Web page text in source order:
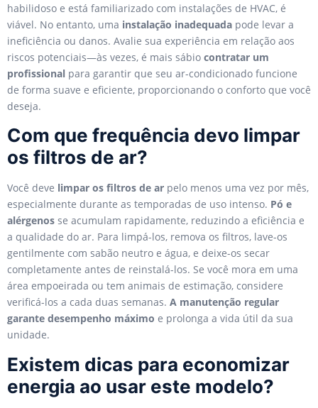
habilidoso e está familiarizado com instalações de HVAC, é
viável. No entanto, uma instalação inadequada pode levar a
ineficiência ou danos. Avalie sua experiência em relação aos
riscos potenciais—às vezes, é mais sábio contratar um
profissional para garantir que seu ar-condicionado funcione
de forma suave e eficiente, proporcionando o conforto que você
deseja.
Com que frequência devo limpar
os filtros de ar?
Você deve limpar os filtros de ar pelo menos uma vez por mês,
especialmente durante as temporadas de uso intenso. Pó e
alérgenos se acumulam rapidamente, reduzindo a eficiência e
a qualidade do ar. Para limpá-los, remova os filtros, lave-os
gentilmente com sabão neutro e água, e deixe-os secar
completamente antes de reinstalá-los. Se você mora em uma
área empoeirada ou tem animais de estimação, considere
verificá-los a cada duas semanas. A manutenção regular
garante desempenho máximo e prolonga a vida útil da sua
unidade.
Existem dicas para economizar
energia ao usar este modelo?